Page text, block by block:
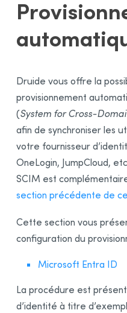
Authentification et
Authentification et
Procédure avec Entra ID
Procédure pour Entra ID
Gestion des comptes
Installation des logiciels
Installation des logiciels
Activation de la licence
Druide vous offre la
provisionnement
(System for Cross-
afin de synchroniser les
votre fournisseur
OneLogin, JumpCloud,
SCIM est
section précédente de
Cette section vous
configuration du
Microsoft Entra ID
La procédure est
d’identité à titre